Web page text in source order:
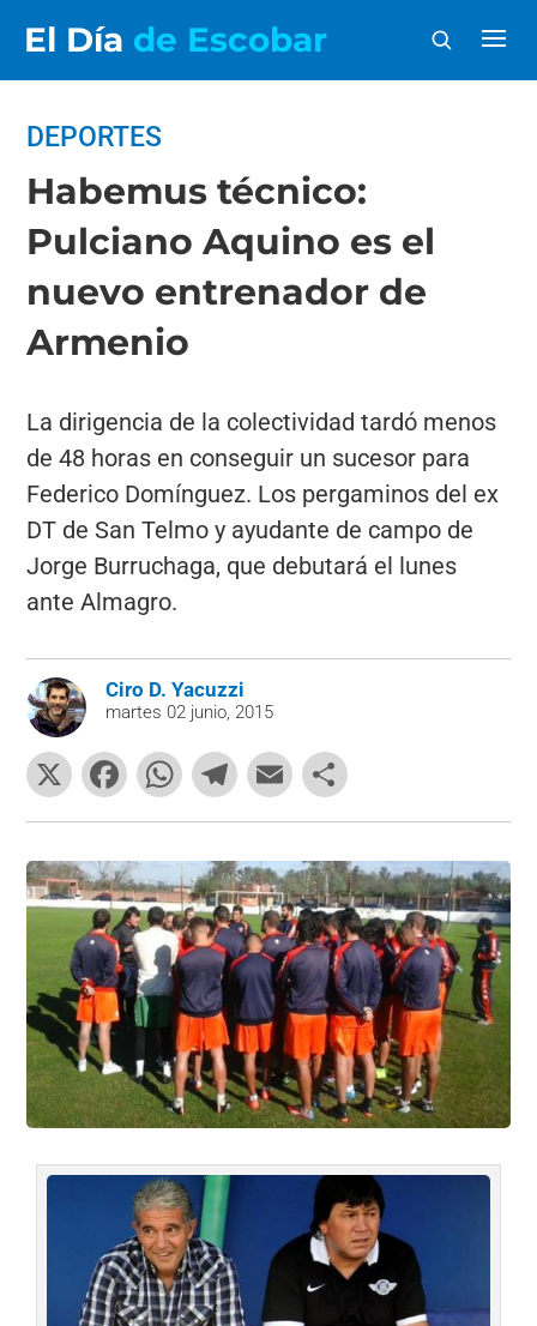
El Día de Escobar
DEPORTES
Habemus técnico:
Pulciano Aquino es el
nuevo entrenador de
Armenio
La dirigencia de la colectividad tardó menos
de 48 horas en conseguir un sucesor para
Federico Domínguez. Los pergaminos del ex
DT de San Telmo y ayudante de campo de
Jorge Burruchaga, que debutará el lunes
ante Almagro.
Ciro D. Yacuzzi
martes 02 junio, 2015
X
F
a
c
e
b
o
o
k
W
h
at
s
A
p
p
T
el
e
gr
a
m
E
m
ai
l
o
m
p
ar
tir